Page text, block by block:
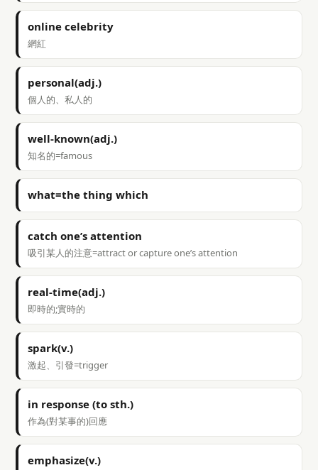
online celebrity
網紅
personal(adj.)
個人的、私人的
well-known(adj.)
知名的=famous
what=the thing which
catch one’s attention
吸引某人的注意=attract or capture one’s attention
real-time(adj.)
即時的;實時的
spark(v.)
激起、引發=trigger
in response (to sth.)
作為(對某事的)回應
emphasize(v.)